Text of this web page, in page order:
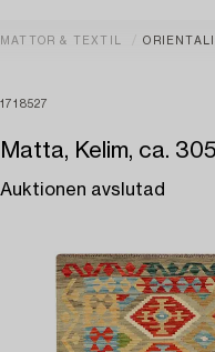
MATTOR & TEXTIL
1718527
Matta, Kelim, ca.
Auktionen avslutad